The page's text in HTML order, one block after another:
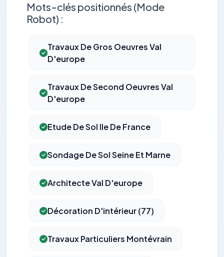
Mots-clés positionnés (Mode
Robot) :
Travaux De Gros Oeuvres Val
D'europe
Travaux De Second Oeuvres Val
D'europe
Etude De Sol Ile De France
Sondage De Sol Seine Et Marne
Architecte Val D'europe
Décoration D'intérieur (77)
Travaux Particuliers Montévrain